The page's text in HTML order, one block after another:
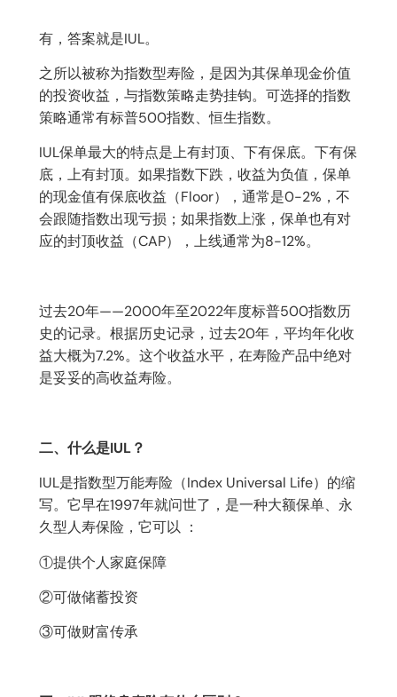
有，答案就是IUL。
之所以被称为指数型寿险，是因为其保单现金价值
的投资收益，与指数策略走势挂钩。可选择的指数
策略通常有标普500指数、恒生指数。
IUL保单最大的特点是上有封顶、下有保底。下有保
底，上有封顶。如果指数下跌，收益为负值，保单
的现金值有保底收益（Floor），通常是0-2%，不
会跟随指数出现亏损；如果指数上涨，保单也有对
应的封顶收益（CAP），上线通常为8-12%。
过去20年——2000年至2022年度标普500指数历
史的记录。根据历史记录，过去20年，平均年化收
益大概为7.2%。这个收益水平，在寿险产品中绝对
是妥妥的高收益寿险。
二、什么是IUL？
IUL是指数型万能寿险（Index Universal Life）的缩
写。它早在1997年就问世了，是一种大额保单、永
久型人寿保险，它可以 ：
①提供个人家庭保障
②可做储蓄投资
③可做财富传承